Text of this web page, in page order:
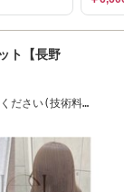
ト【長野
ださい(技術料